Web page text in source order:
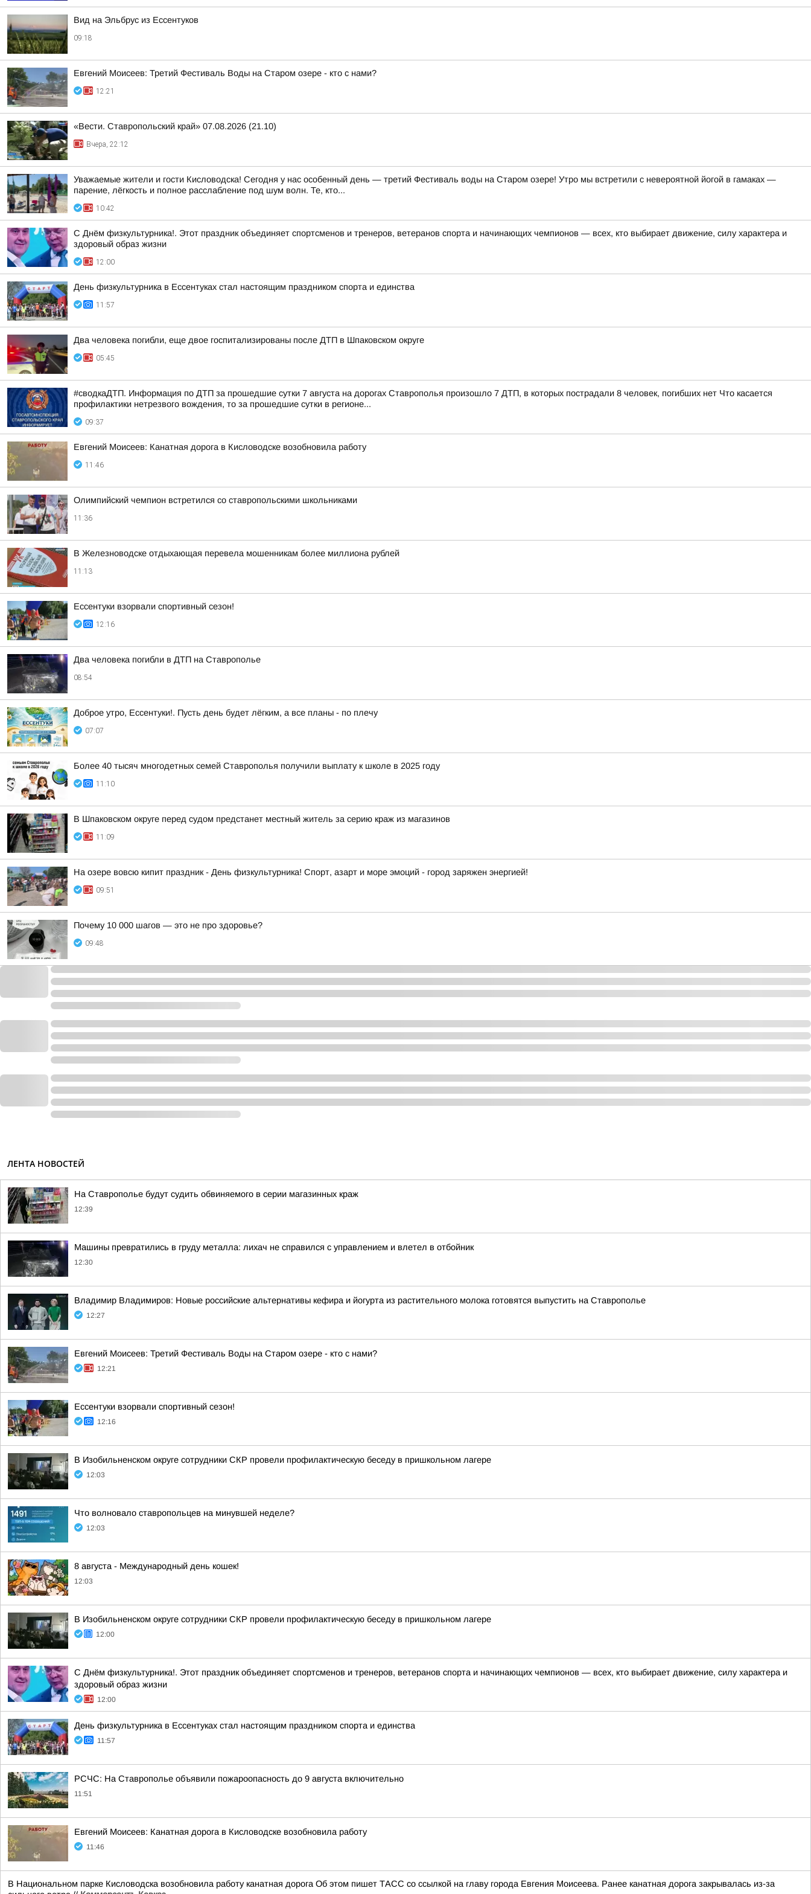
Вид на Эльбрус из Ессентуков
09:18
Евгений Моисеев: Третий Фестиваль Воды на Старом озере - кто с нами?
12:21
«Вести. Ставропольский край» 07.08.2026 (21.10)
Вчера, 22:12
Уважаемые жители и гости Кисловодска! Сегодня у нас особенный день — третий Фестиваль воды на Старом озере! Утро мы встретили с невероятной йогой в гамаках —
парение, лёгкость и полное расслабление под шум волн. Те, кто...
10:42
С Днём физкультурника!. Этот праздник объединяет спортсменов и тренеров, ветеранов спорта и начинающих чемпионов — всех, кто выбирает движение, силу характера и
здоровый образ жизни
12:00
День физкультурника в Ессентуках стал настоящим праздником спорта и единства
11:57
Два человека погибли, еще двое госпитализированы после ДТП в Шпаковском округе
05:45
#сводкаДТП. Информация по ДТП за прошедшие сутки 7 августа на дорогах Ставрополья произошло 7 ДТП, в которых пострадали 8 человек, погибших нет Что касается
профилактики нетрезвого вождения, то за прошедшие сутки в регионе...
09:37
Евгений Моисеев: Канатная дорога в Кисловодске возобновила работу
11:46
Олимпийский чемпион встретился со ставропольскими школьниками
11:36
В Железноводске отдыхающая перевела мошенникам более миллиона рублей
11:13
Ессентуки взорвали спортивный сезон!
12:16
Два человека погибли в ДТП на Ставрополье
08:54
Доброе утро, Ессентуки!. Пусть день будет лёгким, а все планы - по плечу
07:07
Более 40 тысяч многодетных семей Ставрополья получили выплату к школе в 2025 году
11:10
В Шпаковском округе перед судом предстанет местный житель за серию краж из магазинов
11:09
На озере вовсю кипит праздник - День физкультурника! Спорт, азарт и море эмоций - город заряжен энергией!
09:51
Почему 10 000 шагов — это не про здоровье?
09:48
ЛЕНТА НОВОСТЕЙ
На Ставрополье будут судить обвиняемого в серии магазинных краж
12:39
Машины превратились в груду металла: лихач не справился с управлением и влетел в отбойник
12:30
Владимир Владимиров: Новые российские альтернативы кефира и йогурта из растительного молока готовятся выпустить на Ставрополье
12:27
Евгений Моисеев: Третий Фестиваль Воды на Старом озере - кто с нами?
12:21
Ессентуки взорвали спортивный сезон!
12:16
В Изобильненском округе сотрудники СКР провели профилактическую беседу в пришкольном лагере
12:03
Что волновало ставропольцев на минувшей неделе?
12:03
8 августа - Международный день кошек!
12:03
В Изобильненском округе сотрудники СКР провели профилактическую беседу в пришкольном лагере
12:00
С Днём физкультурника!. Этот праздник объединяет спортсменов и тренеров, ветеранов спорта и начинающих чемпионов — всех, кто выбирает движение, силу характера и
здоровый образ жизни
12:00
День физкультурника в Ессентуках стал настоящим праздником спорта и единства
11:57
РСЧС: На Ставрополье объявили пожароопасность до 9 августа включительно
11:51
Евгений Моисеев: Канатная дорога в Кисловодске возобновила работу
11:46
В Национальном парке Кисловодска возобновила работу канатная дорога Об этом пишет ТАСС со ссылкой на главу города Евгения Моисеева. Ранее канатная дорога закрывалась из-за